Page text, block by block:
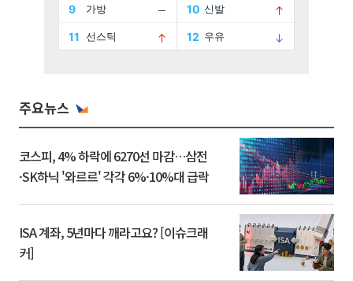
주요뉴스
코스피, 4% 하락에 6270선 마감…삼전
·SK하닉 '와르르' 각각 6%·10%대 급락
ISA 계좌, 5년마다 깨라고요? [이슈크래
커]